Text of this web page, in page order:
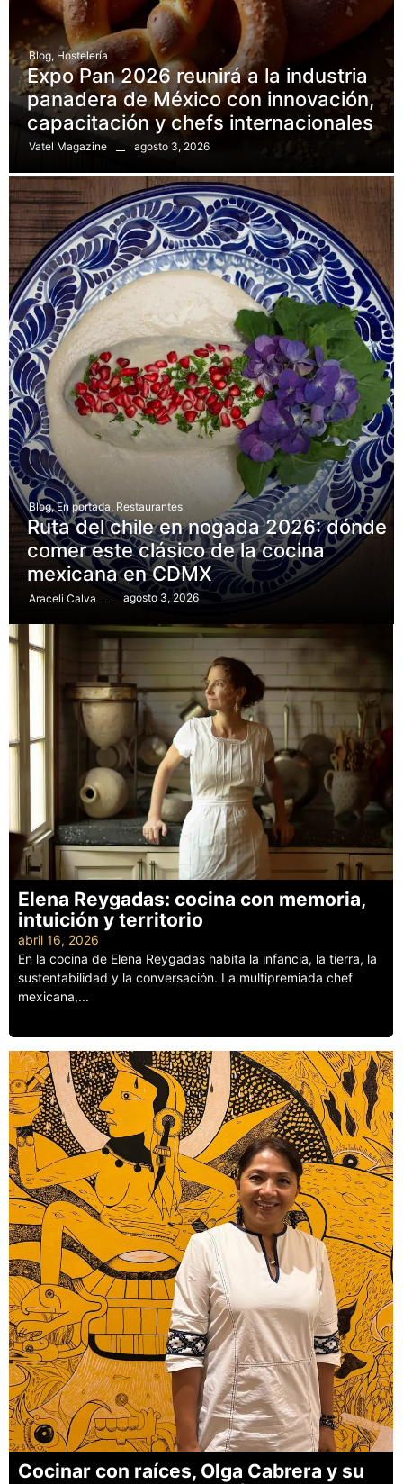
Blog, Hostelería
Expo Pan 2026 reunirá a la industria
panadera de México con innovación,
capacitación y chefs internacionales
Vatel Magazine agosto 3, 2026
Blog, En portada Restaurantes
Ruta del chile en nogada 2026: dónde
comer este clásico de la cocina
mexicana en CDMX
Araceli Calva agosto 3, 2026
Elena Reygadas: cocina con memoria,
intuición y territorio
abril 16, 2026
En la cocina de Elena Reygadas habita la infancia, la tierra, la
sustentabilidad y la conversación. La multipremiada chef
mexicana,...
Cocinar con raíces, Olga Cabrera y su